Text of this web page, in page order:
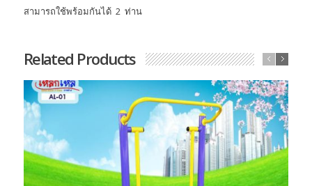
สามารถใช้พร้อมกันได้ 2 ท่าน
Related Products